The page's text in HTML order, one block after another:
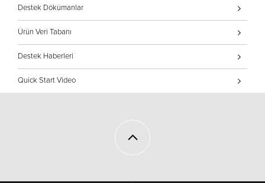
Destek Dökümanlar
Ürün Veri Tabanı
Destek Haberleri
Quick Start Video